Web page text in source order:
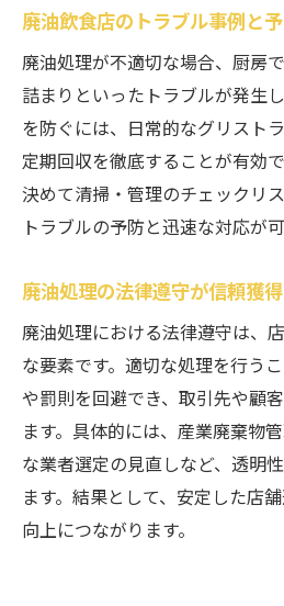
廃油がたまりやすいグ
い掃除法
飲食店廃油管理で衛
掃手順
グリストラップ清掃頻
ント
廃油処理を効率化する
廃油処理手順を知って環境
廃油飲食店で実践でき
飲食店廃油回収の流れ
廃油処理で環境保護に
廃油回収からリサイク
解説
廃油処理を効率化し環
廃油飲食店のトラブル事例と
廃油処理が不適切な場合、厨房
詰まりといったトラブルが発生
を防ぐには、日常的なグリスト
定期回収を徹底することが有効
決めて清掃・管理のチェックリ
トラブルの予防と迅速な対応が
廃油処理の法律遵守が信頼獲
廃油処理における法律遵守は、
な要素です。適切な処理を行う
や罰則を回避でき、取引先や顧
ます。具体的には、産業廃棄物
な業者選定の見直しなど、透明
ます。結果として、安定した店
向上につながります。